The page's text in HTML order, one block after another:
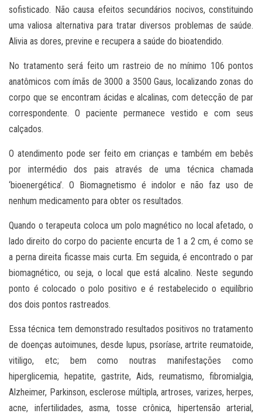
sofisticado. Não causa efeitos secundários nocivos, constituindo
uma valiosa alternativa para tratar diversos problemas de saúde.
Alivia as dores, previne e recupera a saúde do bioatendido.
No tratamento será feito um rastreio de no mínimo 106 pontos
anatômicos com ímãs de 3000 a 3500 Gaus, localizando zonas do
corpo que se encontram ácidas e alcalinas, com detecção de par
correspondente. O paciente permanece vestido e com seus
calçados.
O atendimento pode ser feito em crianças e também em bebês
por intermédio dos pais através de uma técnica chamada
‘bioenergética’. O Biomagnetismo é indolor e não faz uso de
nenhum medicamento para obter os resultados.
Quando o terapeuta coloca um polo magnético no local afetado, o
lado direito do corpo do paciente encurta de 1 a 2 cm, é como se
a perna direita ficasse mais curta. Em seguida, é encontrado o par
biomagnético, ou seja, o local que está alcalino. Neste segundo
ponto é colocado o polo positivo e é restabelecido o equilíbrio
dos dois pontos rastreados.
Essa técnica tem demonstrado resultados positivos no tratamento
de doenças autoimunes, desde lupus, psoríase, artrite reumatoide,
vitiligo, etc; bem como noutras manifestações como
hiperglicemia, hepatite, gastrite, Aids, reumatismo, fibromialgia,
Alzheimer, Parkinson, esclerose múltipla, artroses, varizes, herpes,
acne, infertilidades, asma, tosse crônica, hipertensão arterial,